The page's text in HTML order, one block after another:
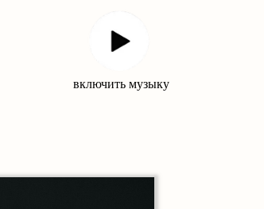
включить музыку